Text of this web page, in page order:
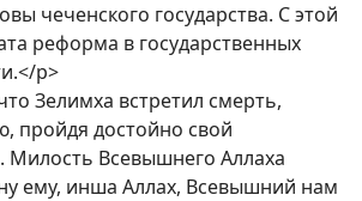
чеченского государства. С этой
реформа в государственных
p>
Зелимха встретил смерть,
пройдя достойно свой
Милость Всевышнего Аллаха
ему, инша Аллах, Всевышний нам